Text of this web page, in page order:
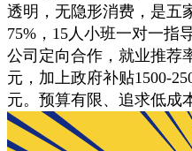
透明，无隐形消费，是五
75%，15人小班一对一指
公司定向合作，就业推荐
元，加上政府补贴1500-
元。预算有限、追求低成